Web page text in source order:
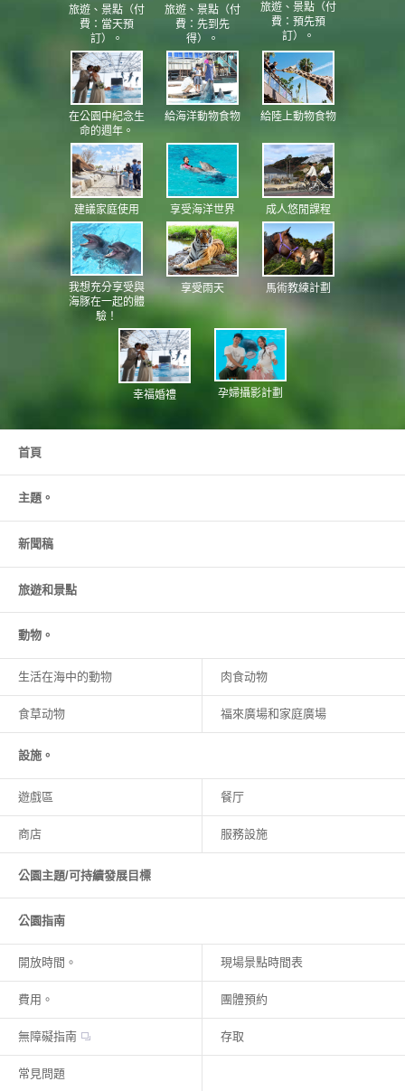
旅遊、景點（付
費：當天預
訂）。
旅遊、景點（付
費：先到先
得）。
旅遊、景點（付
費：預先預
訂）。
在公園中紀念生
命的週年。
給海洋動物食物 給陸上動物食物
建議家庭使用 享受海洋世界 成人悠閒課程
我想充分享受與
海豚在一起的體
驗！
享受雨天 馬術教練計劃
幸福婚禮 孕婦攝影計劃
首頁
主題。
新聞稿
旅遊和景點
動物。
生活在海中的動物 肉食动物
食草动物 福來廣場和家庭廣場
設施。
遊戲區 餐厅
商店 服務設施
公園主題/可持續發展目標
公園指南
開放時間。 現場景點時間表
費用。 團體預約
無障礙指南 存取
常見問題